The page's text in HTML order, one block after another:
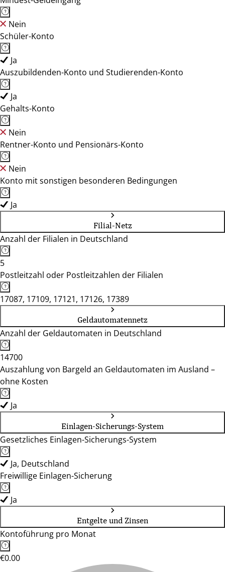
Nein
Schüler-Konto
Ja
Auszubildenden-Konto und Studierenden-Konto
Ja
Gehalts-Konto
Nein
Rentner-Konto und Pensionärs-Konto
Nein
Konto mit sonstigen besonderen Bedingungen
Ja
Filial-Netz
Anzahl der Filialen in Deutschland
5
Postleitzahl oder Postleitzahlen der Filialen
17087, 17109, 17121, 17126, 17389
Geldautomatennetz
Anzahl der Geldautomaten in Deutschland
14700
Auszahlung von Bargeld an Geldautomaten im Ausland –
ohne Kosten
Ja
Einlagen-Sicherungs-System
Gesetzliches Einlagen-Sicherungs-System
Ja, Deutschland
Freiwillige Einlagen-Sicherung
Ja
Entgelte und Zinsen
Kontoführung pro Monat
€0.00